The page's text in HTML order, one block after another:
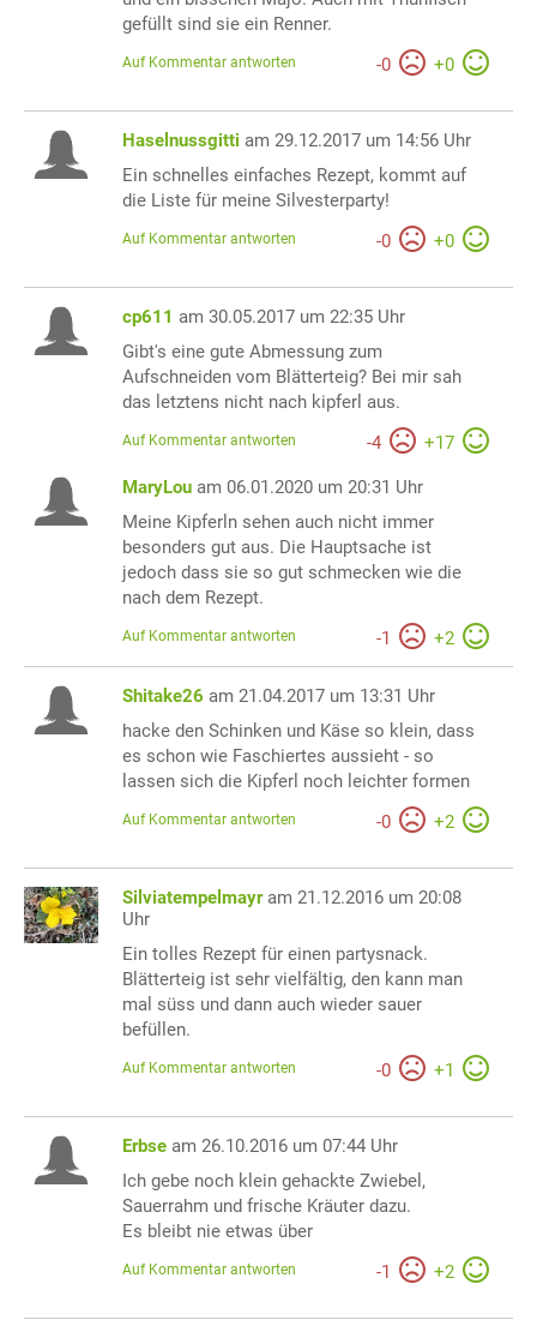
gefüllt sind sie ein Renner.
-0 +0
Auf Kommentar antworten
Haselnussgitti am 29.12.2017 um 14:56 Uhr
Ein schnelles einfaches Rezept, kommt auf
die Liste für meine Silvesterparty!
-0 +0
Auf Kommentar antworten
cp611 am 30.05.2017 um 22:35 Uhr
Gibt's eine gute Abmessung zum
Aufschneiden vom Blätterteig? Bei mir sah
das letztens nicht nach kipferl aus.
-4 +17
Auf Kommentar antworten
MaryLou am 06.01.2020 um 20:31 Uhr
Meine Kipferln sehen auch nicht immer
besonders gut aus. Die Hauptsache ist
jedoch dass sie so gut schmecken wie die
nach dem Rezept.
-1 +2
Auf Kommentar antworten
Shitake26 am 21.04.2017 um 13:31 Uhr
hacke den Schinken und Käse so klein, dass
es schon wie Faschiertes aussieht - so
lassen sich die Kipferl noch leichter formen
-0 +2
Auf Kommentar antworten
Silviatempelmayr am 21.12.2016 um 20:08
Uhr
Ein tolles Rezept für einen partysnack.
Blätterteig ist sehr vielfältig, den kann man
mal süss und dann auch wieder sauer
befüllen.
-0 +1
Auf Kommentar antworten
Erbse am 26.10.2016 um 07:44 Uhr
Ich gebe noch klein gehackte Zwiebel,
Sauerrahm und frische Kräuter dazu.
Es bleibt nie etwas über
-1 +2
Auf Kommentar antworten